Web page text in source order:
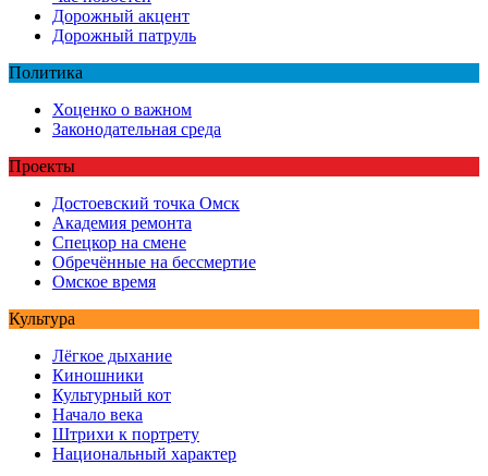
Дорожный акцент
Дорожный патруль
Политика
Хоценко о важном
Законодательная среда
Проекты
Достоевский точка Омск
Академия ремонта
Спецкор на смене
Обречённые на бессмертие
Омское время
Культура
Лёгкое дыхание
Киношники
Культурный кот
Начало века
Штрихи к портрету
Национальный характер